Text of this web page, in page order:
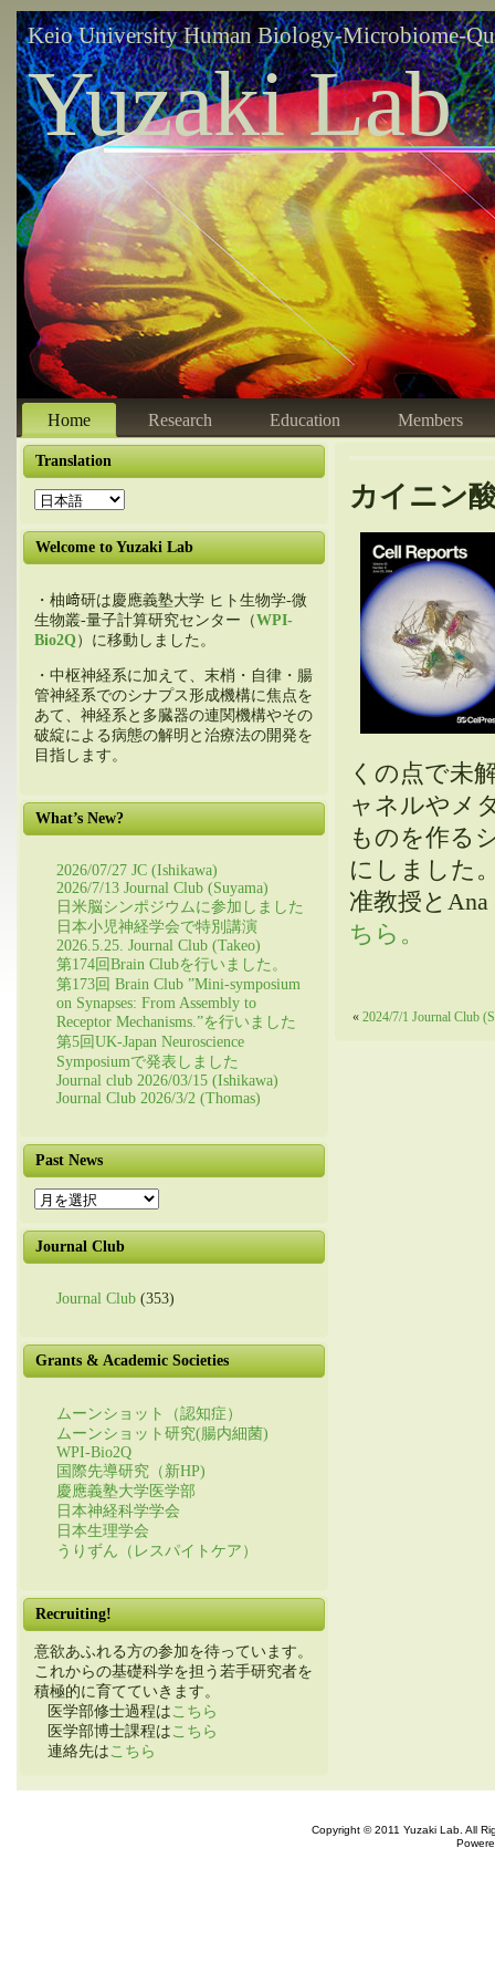
Keio University Human Biology-Microbiome-
Yuzaki Lab
Home Research Education Members
Translation
Welcome to Yuzaki Lab
・柚﨑研は慶應義塾大学 ヒト生物学-微
生物叢-量子計算研究センター（WPI-
Bio2Q）に移動しました。
・中枢神経系に加えて、末梢・自律・腸
管神経系でのシナプス形成機構に焦点を
あて、神経系と多臓器の連関機構やその
破綻による病態の解明と治療法の開発を
目指します。
What’s New?
2026/07/27 JC (Ishikawa)
2026/7/13 Journal Club (Suyama)
日米脳シンポジウムに参加しました
日本小児神経学会で特別講演
2026.5.25. Journal Club (Takeo)
第174回Brain Clubを行いました。
第173回 Brain Club ”Mini-symposium
on Synapses: From Assembly to
Receptor Mechanisms.”を行いました
第5回UK-Japan Neuroscience
Symposiumで発表しました
Journal club 2026/03/15 (Ishikawa)
Journal Club 2026/3/2 (Thomas)
Past News
Past
News
Journal Club
Journal Club (353)
Grants & Academic Societies
ムーンショット（認知症）
ムーンショット研究(腸内細菌)
WPI-Bio2Q
国際先導研究（新HP)
慶應義塾大学医学部
日本神経科学学会
日本生理学会
うりずん（レスパイトケア）
Recruiting!
意欲あふれる方の参加を待っています。
これからの基礎科学を担う若手研究者を
積極的に育てていきます。
医学部修士過程は こちら
医学部博士課程は こちら
連絡先は こちら
カイニン
くの点で未
ャネルやメ
ものを作る
にしました
准教授と
ちら。
« 2024/7/1 Journal Club
Copyright © 2011 Yuzaki Lab. All